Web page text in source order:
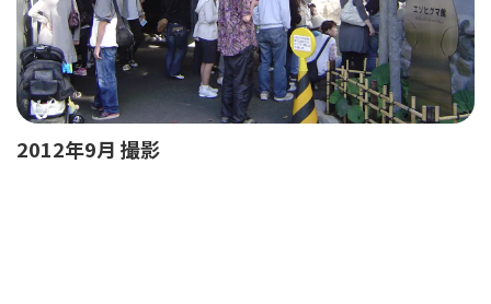
2012年9月 撮影